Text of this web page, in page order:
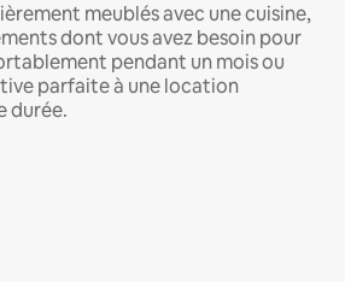
meublés avec une cuisine,
dont vous avez besoin pour
pendant un mois ou
parfaite à une location
durée.